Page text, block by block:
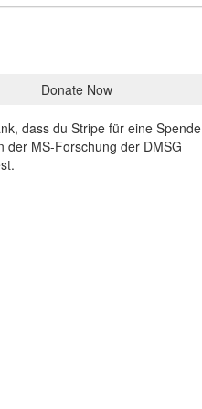
Donate Now
dass du Stripe für eine Spende
der MS-Forschung der DMSG